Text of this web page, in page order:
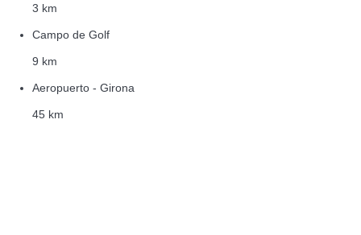
3 km
Campo de Golf
9 km
Aeropuerto - Girona
45 km